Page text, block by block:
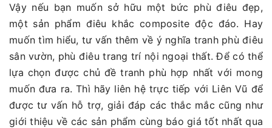
Vậy nếu bạn muốn sở hữu một bức phù điêu đẹp,
một sản phẩm điêu khắc composite độc đáo. Hay
muốn tìm hiểu, tư vấn thêm về ý nghĩa tranh phù điêu
sân vườn, phù điêu trang trí nội ngoại thất. Để có thể
lựa chọn được chủ đề tranh phù hợp nhất với mong
muốn đưa ra. Thì hãy liên hệ trực tiếp với Liên Vũ để
được tư vấn hỗ trợ, giải đáp các thắc mắc cũng như
giới thiệu về các sản phẩm cùng báo giá tốt nhất qua